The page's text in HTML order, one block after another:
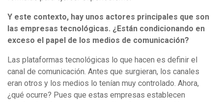
Y este contexto, hay unos actores principales que son
las empresas tecnológicas. ¿Están condicionando en
exceso el papel de los medios de comunicación?
Las plataformas tecnológicas lo que hacen es definir el
canal de comunicación. Antes que surgieran, los canales
eran otros y los medios lo tenían muy controlado. Ahora,
¿qué ocurre? Pues que estas empresas establecen